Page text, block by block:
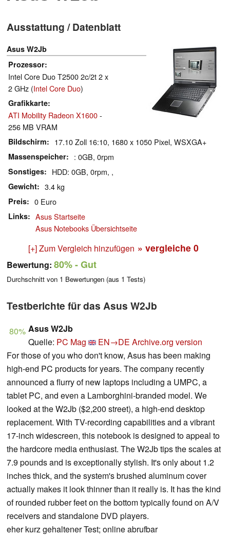
Ausstattung / Datenblatt
Asus W2Jb
Prozessor
Intel Core Duo T2500 2c/2t 2 x
2 GHz (Intel Core Duo)
Grafikkarte
ATI Mobility Radeon X1600-
256 MB VRAM
Bildschirm 17.10 Zoll 16:10, 1680 x 1050 Pixel, WSXGA+
Massenspeicher : 0GB, 0rpm
Sonstiges HDD: 0GB, 0rpm, ,
Gewicht 3.4 kg
Preis 0 Euro
Links
Asus Startseite
Asus Notebooks Übersichtseite
[+] Zum Vergleich hinzufügen » vergleiche 0
Bewertung: 80%- Gut
Durchschnitt von 1 Bewertungen (aus 1 Tests)
Testberichte für das Asus W2Jb
80% Asus W2Jb
Quelle: PC Mag EN→DE Archive.org version
For those of you who don't know, Asus has been making
high-end PC products for years. The company recently
announced a flurry of new laptops including a UMPC, a
tablet PC, and even a Lamborghini-branded model. We
looked at the W2Jb ($2,200 street), a high-end desktop
replacement. With TV-recording capabilities and a vibrant
17-inch widescreen, this notebook is designed to appeal to
the hardcore media enthusiast. The W2Jb tips the scales at
7.9 pounds and is exceptionally stylish. It's only about 1.2
inches thick, and the system's brushed aluminum cover
actually makes it look thinner than it really is. It has the kind
of rounded rubber feet on the bottom typically found on A/V
receivers and standalone DVD players.
eher kurz gehaltener Test; online abrufbar